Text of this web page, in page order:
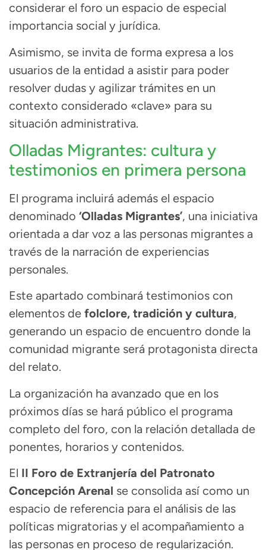
considerar el foro un espacio de especial
importancia social y jurídica.
Asimismo, se invita de forma expresa a los
usuarios de la entidad a asistir para poder
resolver dudas y agilizar trámites en un
contexto considerado «clave» para su
situación administrativa.
Olladas Migrantes: cultura y
testimonios en primera persona
El programa incluirá además el espacio
denominado ‘Olladas Migrantes’, una iniciativa
orientada a dar voz a las personas migrantes a
través de la narración de experiencias
personales.
Este apartado combinará testimonios con
elementos de folclore, tradición y cultura,
generando un espacio de encuentro donde la
comunidad migrante será protagonista directa
del relato.
La organización ha avanzado que en los
próximos días se hará público el programa
completo del foro, con la relación detallada de
ponentes, horarios y contenidos.
El II Foro de Extranjería del Patronato
Concepción Arenal se consolida así como un
espacio de referencia para el análisis de las
políticas migratorias y el acompañamiento a
las personas en proceso de regularización.